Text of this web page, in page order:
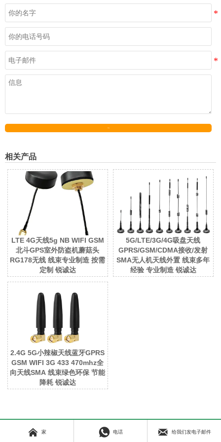
相关产品
LTE 4G天线5g NB WIFI GSM
北斗GPS室外防盗机蘑菇头
RG178无线 线束专业制造 按需
定制 锐诚达
5G/LTE/3G/4G吸盘天线
GPRS/GSM/CDMA接收/发射
SMA无人机天线外置 线束多年
经验 专业制造 锐诚达
2.4G 5G小辣椒天线蓝牙GPRS
GSM WIFI 3G 433 470mhz全
向天线SMA 线束绿色环保 节能
降耗 锐诚达
Copyright © 2023 昆山RCD All Rights Reserved. 苏ICP备16064248号
 家  电话  给我们发电子邮件